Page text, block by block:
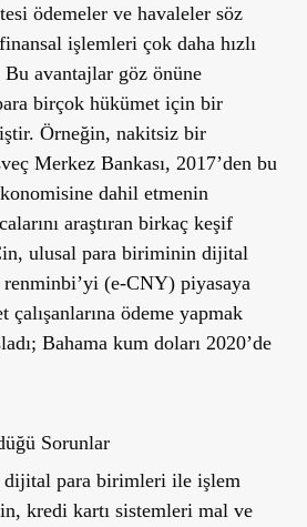
ödemeler ve havaleler söz
işlemleri çok daha hızlı
avantajlar göz önüne
birçok hükümet için bir
Örneğin, nakitsiz bir
Merkez Bankası, 2017’den bu
dahil etmenin
araştıran birkaç keşif
ulusal para biriminin dijital
(e-CNY) piyasaya
çalışanlarına ödeme yapmak
Bahama kum doları 2020’de
Sorunlar
dijital para birimleri ile işlem
kredi kartı sistemleri mal ve